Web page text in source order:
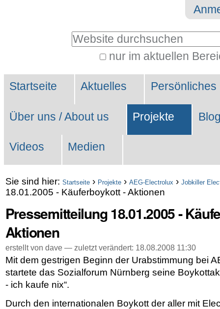
Direkt
zur
Werkzeuge
Website durchsuchen
nur im aktuellen
Suche…
Sektionen
Startseite Aktuelles Persönliches
Über uns / About us Projekte
Videos Medien
Sie sind hier: Startseite › Projekte › AEG-Electrolux › Jobkiller
18.01.2005 - Käuferboykott - Aktionen
Pressemitteilung 18.01.2005 -
Aktionen
erstellt von dave — zuletzt verändert: 18.08.2008 11:30
Mit dem gestrigen Beginn der Urabstimmung bei
startete das Sozialforum Nürnberg seine
- ich kaufe nix“.
Durch den internationalen Boykott der aller mit